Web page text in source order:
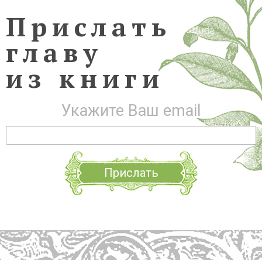
Прислать
главу
из книги
Укажите Ваш email
Прислать